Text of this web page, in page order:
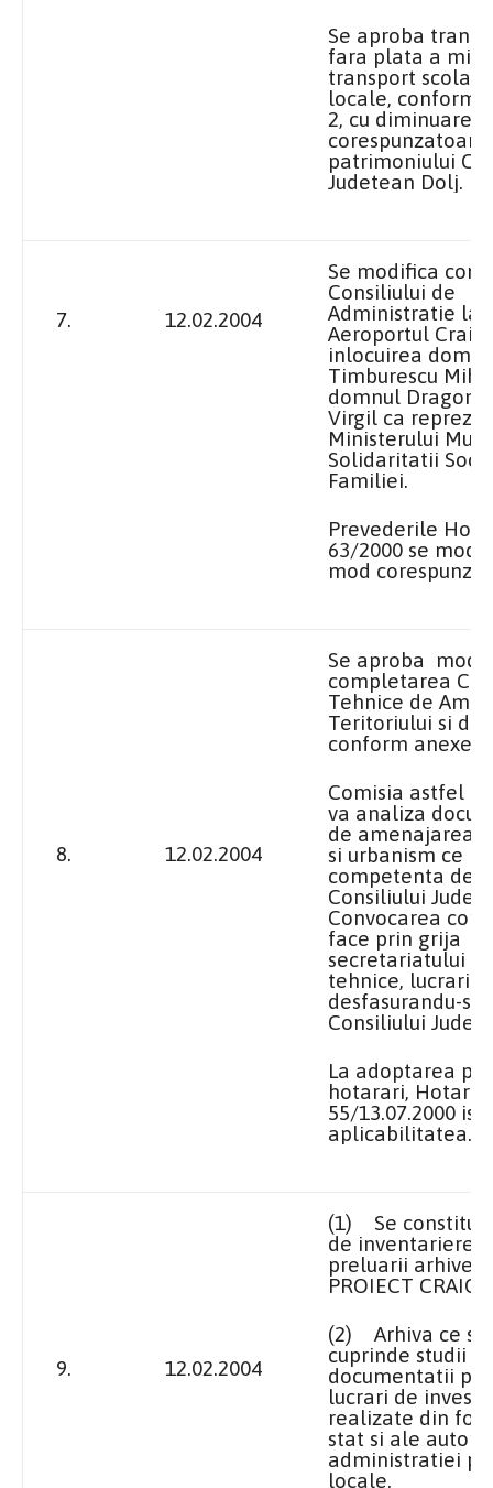
Se aproba
fara plata a
transport scolar,
locale, conform
2, cu diminuarea
corespunzatoare
patrimoniului
Judetean Dolj.
7. 12.02.2004
Se modifica
Consiliului de
Administratie la
Aeroportul
inlocuirea
Timburescu
domnul
Virgil ca
Ministerului
Solidaritatii
Familiei.
Prevederile
63/2000 se
mod
8. 12.02.2004
Se aproba
completarea
Tehnice de
Teritoriului si de
conform anexei
Comisia astfel
va analiza
de amenajarea
si urbanism ce
competenta de
Consiliului
Convocarea
face prin grija
secretariatului
tehnice, lucrarile
desfasurandu-se
Consiliului
La adoptarea
hotarari,
55/13.07.2000 isi
aplicabilitatea.
9. 12.02.2004
(1) Se
de inventariere
preluarii arhivei
PROIECT
(2) Arhiva ce
cuprinde studii si
documentatii
lucrari de
realizate din
stat si ale
administratiei
locale.